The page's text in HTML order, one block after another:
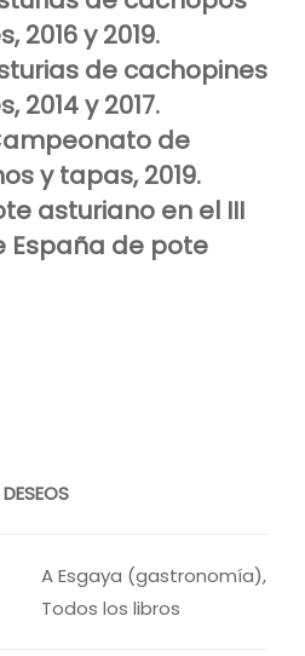
2016 y 2019.
de cachopines
2014 y 2017.
de
y tapas, 2019.
asturiano en el III
de pote
A Esgaya (gastronomía),
Todos los libros